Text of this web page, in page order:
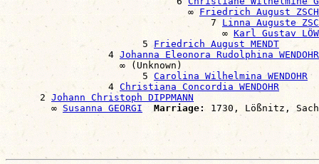
                                ∞
Friedrich August
                                    7
Linna Auguste
                                      ∞
Karl Gustav
                        5
Friedrich August MENDT
                  4
Johanna Eleonora Rudolphina WENDOHR
                    ∞ (Unknown)
                        5
Carolina Wilhelmina WENDOHR
                  4
Christiana Concordia WENDOHR
      2
Johann Christoph DIPPMANN
        ∞
Susanna GEORGI Marriage: